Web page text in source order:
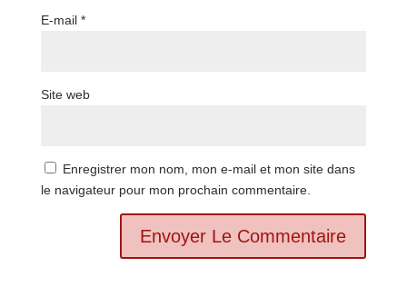
E-mail *
Site web
Enregistrer mon nom, mon e-mail et mon site dans
le navigateur pour mon prochain commentaire.